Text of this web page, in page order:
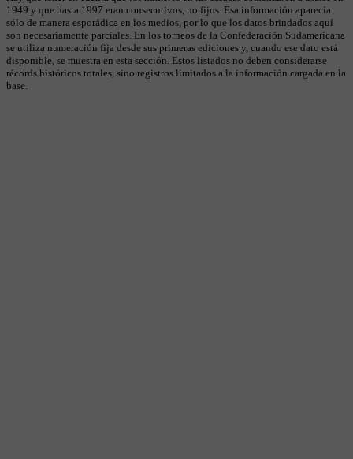
1949 y que hasta 1997 eran consecutivos, no fijos. Esa información aparecía
sólo de manera esporádica en los medios, por lo que los datos brindados aquí
son necesariamente parciales. En los torneos de la Confederación Sudamericana
se utiliza numeración fija desde sus primeras ediciones y, cuando ese dato está
disponible, se muestra en esta sección. Estos listados no deben considerarse
récords históricos totales, sino registros limitados a la información cargada en la
base.